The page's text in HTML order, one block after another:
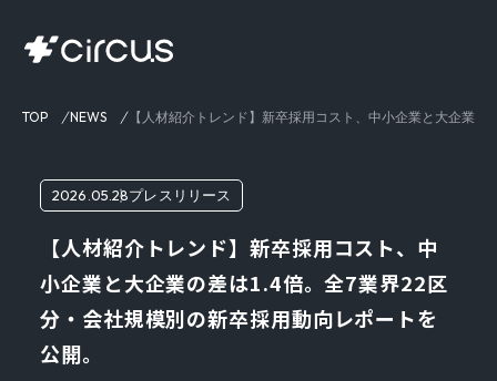
TOP NEWS 【人材紹介トレンド】新卒採用コスト、中小企業と大企業
2026.05.28プレスリリース
【人材紹介トレンド】新卒採用コスト、中
小企業と大企業の差は1.4倍。全7業界22区
分・会社規模別の新卒採用動向レポートを
公開。